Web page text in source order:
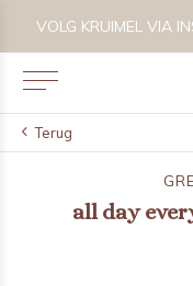
VOLG KRUIMEL VIA
Terug
all day